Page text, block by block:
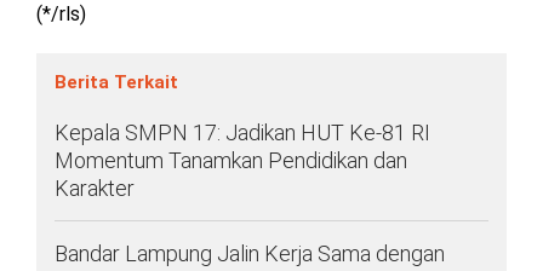
(*/rls)
Berita Terkait
Kepala SMPN 17: Jadikan HUT Ke-81 RI
Momentum Tanamkan Pendidikan dan
Karakter
Bandar Lampung Jalin Kerja Sama dengan